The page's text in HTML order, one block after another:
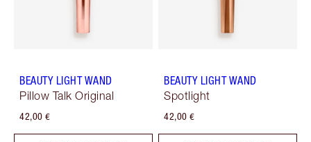
BEAUTY LIGHT WAND
Pillow Talk Original
42,00 €
BEAUTY LIGHT WAND
Spotlight
42,00 €